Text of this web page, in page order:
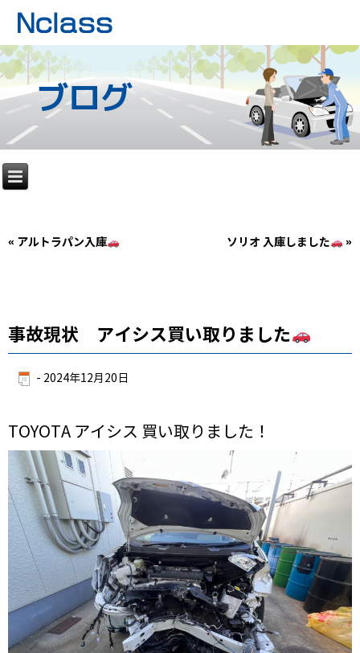
ブログ
« アルトラパン入庫 ソリオ 入庫しました »
事故現状 アイシス買い取りました
- 2024年12月20日
TOYOTA アイシス 買い取りました！